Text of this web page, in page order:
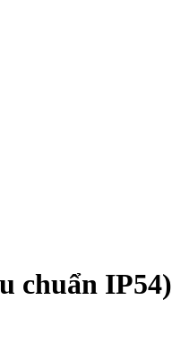
chuẩn IP54)